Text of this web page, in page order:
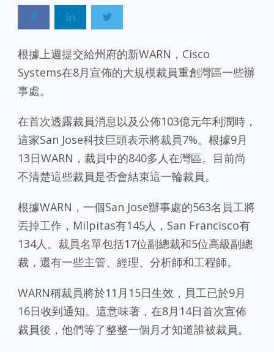
根據上週提交給州府的新WARN，Cisco
Systems在8月宣佈的大規模裁員重創灣區一些辦
事處。
在首次透露裁員消息以及公佈103億元年利潤時，
這家San Jose科技巨頭表示將裁員7%。根據9月
13日WARN，裁員中的840多人在灣區。目前尚
不清楚這些裁員是否會結束這一輪裁員。
根據WARN，一個San Jose辦事處的563名員工將
丟掉工作，Milpitas有145人，San Francisco有
134人。裁員名單包括17位副總裁和5位高級副總
裁，還有一些主管、經理、分析師和工程師。
WARN稱裁員將於11月15日生效，員工已於9月
16日收到通知。這意味著，在8月14日首次宣佈
裁員後，他們等了整整一個月才知道誰被裁員。